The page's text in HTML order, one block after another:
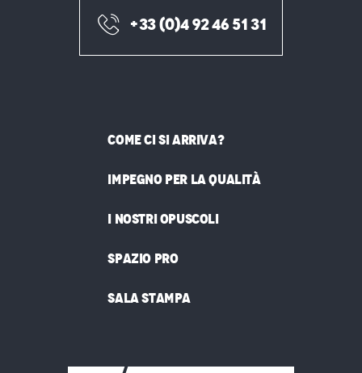
+33 (0)4 92 46 51 31
COME CI SI ARRIVA?
IMPEGNO PER LA QUALITÀ
I NOSTRI OPUSCOLI
SPAZIO PRO
SALA STAMPA